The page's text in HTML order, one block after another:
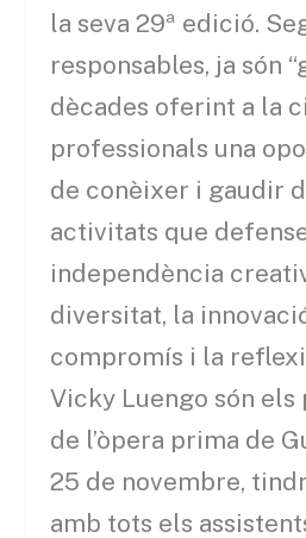
la seva 29ª edició.
responsables, ja són
dècades oferint a la
professionals una
de conèixer i gaudir
activitats que
independència
diversitat, la
compromís i la
Vicky Luengo són
de l’òpera prima de
25 de novembre,
amb tots els